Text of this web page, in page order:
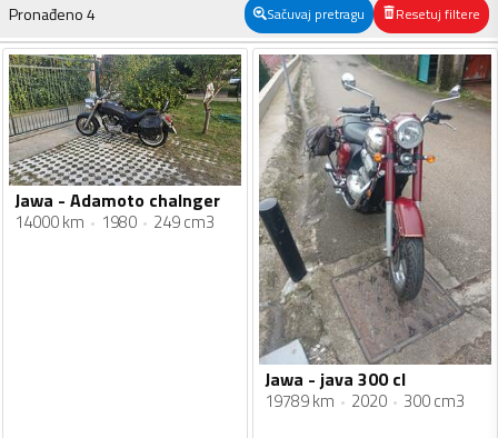
Pronađeno4 Sačuvaj pretragu Resetuj filtere
Jawa - Adamoto chalnger
14000 km 1980 249 cm3
Jawa - java 300 cl
19789 km 2020 300 cm3